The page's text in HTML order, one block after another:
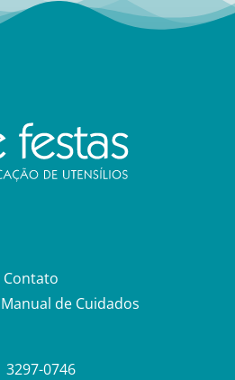
Contato
Manual de Cuidados
3297-0746